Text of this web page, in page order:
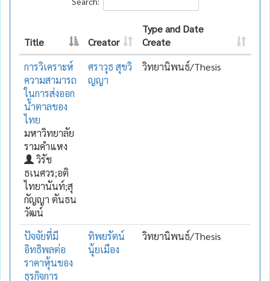
Title Creator
Type and Date
Create
การวิเคราะห์
ความสามารถ
ในการส่งออก
น้ำตาลของ
ไทย
มหาวิทยาลัย
รามคำแหง
วิรัช
ธเนศวร;อติ
ไทยานันท์;สุ
กัญญา ตันธน
วัฒน์
ศราวุธ สุขวิ
ญญา
วิทยานิพนธ์/Thesis
ปัจจัยที่มี
อิทธิพลต่อ
ราคาหุ้นของ
ธุรกิจการ
ทิพยรัตน์
นุ้ยเมือง
วิทยานิพนธ์/Thesis